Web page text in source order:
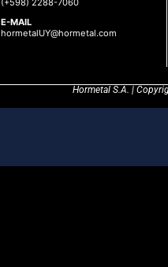
(+598) 2288-7060
E-MAIL
hormetalUY@hormetal.com
Hormetal S.A. |